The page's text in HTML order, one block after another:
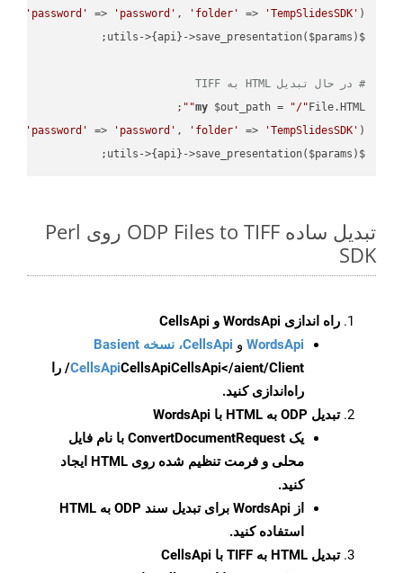
'password' => 'password' , 'folder' =>
'TempSlidesSDK'
# در حال تبدیل HTML به TIFF
my $out_path = "/" File.HTML
""
;
'password' => 'password' , 'folder' =>
'TempSlidesSDK'
$utils->{api}->save_presentation($params);
تبدیل ساده ODP Files to TIFF روی Perl
SDK
راه اندازی WordsApi و CellsApi
WordsApi و CellsApi، نسخه Basient
CellsApiCellsApi
CellsApi</aient/Client/ را
راه‌اندازی کنید.
تبدیل ODP به HTML با WordsApi
یک ConvertDocumentRequest با نام فایل
محلی و فرمت تنظیم شده روی HTML ایجاد
کنید.
از WordsApi برای تبدیل سند ODP به HTML
استفاده کنید.
تبدیل HTML به TIFF با CellsApi